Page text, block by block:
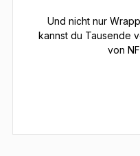
Und nicht nur
kannst du Tausende
von